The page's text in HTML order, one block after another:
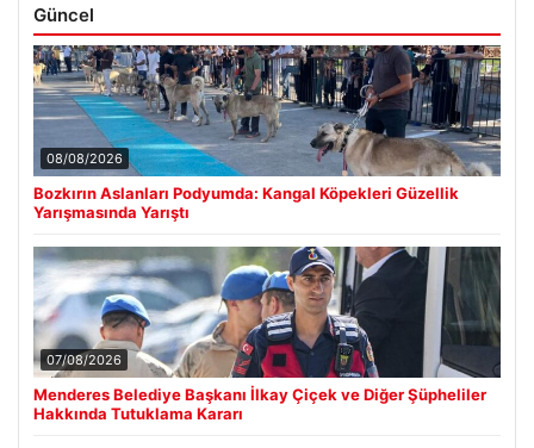
Güncel
08/08/2026
Bozkırın Aslanları Podyumda: Kangal Köpekleri Güzellik
Yarışmasında Yarıştı
07/08/2026
Menderes Belediye Başkanı İlkay Çiçek ve Diğer Şüpheliler
Hakkında Tutuklama Kararı